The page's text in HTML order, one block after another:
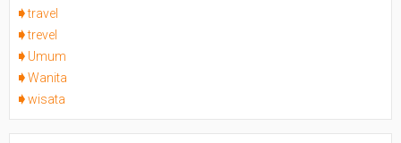
travel
trevel
Umum
Wanita
wisata